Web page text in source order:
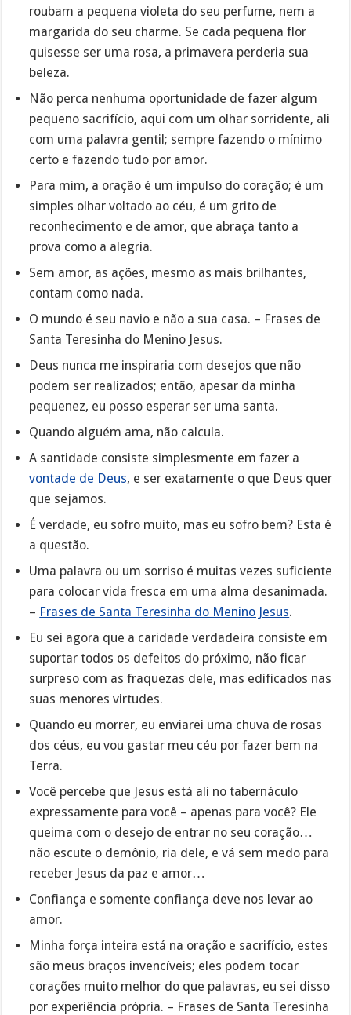
roubam a pequena violeta do seu perfume, nem a
margarida do seu charme. Se cada pequena flor
quisesse ser uma rosa, a primavera perderia sua
beleza.
Não perca nenhuma oportunidade de fazer algum
pequeno sacrifício, aqui com um olhar sorridente, ali
com uma palavra gentil; sempre fazendo o mínimo
certo e fazendo tudo por amor.
Para mim, a oração é um impulso do coração; é um
simples olhar voltado ao céu, é um grito de
reconhecimento e de amor, que abraça tanto a
prova como a alegria.
Sem amor, as ações, mesmo as mais brilhantes,
contam como nada.
O mundo é seu navio e não a sua casa. – Frases de
Santa Teresinha do Menino Jesus.
Deus nunca me inspiraria com desejos que não
podem ser realizados; então, apesar da minha
pequenez, eu posso esperar ser uma santa.
Quando alguém ama, não calcula.
A santidade consiste simplesmente em fazer a
vontade de Deus, e ser exatamente o que Deus quer
que sejamos.
É verdade, eu sofro muito, mas eu sofro bem? Esta é
a questão.
Uma palavra ou um sorriso é muitas vezes suficiente
para colocar vida fresca em uma alma desanimada.
– Frases de Santa Teresinha do Menino Jesus.
Eu sei agora que a caridade verdadeira consiste em
suportar todos os defeitos do próximo, não ficar
surpreso com as fraquezas dele, mas edificados nas
suas menores virtudes.
Quando eu morrer, eu enviarei uma chuva de rosas
dos céus, eu vou gastar meu céu por fazer bem na
Terra.
Você percebe que Jesus está ali no tabernáculo
expressamente para você – apenas para você? Ele
queima com o desejo de entrar no seu coração…
não escute o demônio, ria dele, e vá sem medo para
receber Jesus da paz e amor…
Confiança e somente confiança deve nos levar ao
amor.
Minha força inteira está na oração e sacrifício, estes
são meus braços invencíveis; eles podem tocar
corações muito melhor do que palavras, eu sei disso
por experiência própria. – Frases de Santa Teresinha